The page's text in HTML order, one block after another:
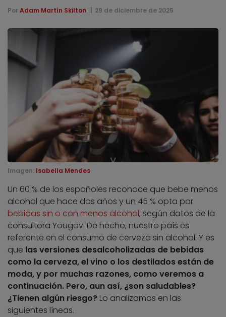
Por Adam Martín Skilton 29 de diciembre de 2025
Imagen: Isabella Mendes
Un 60 % de los españoles reconoce que bebe menos
alcohol que hace dos años y un 45 % opta por
bebidas sin o con menos alcohol, según datos de la
consultora Yougov. De hecho, nuestro país es
referente en el consumo de cerveza sin alcohol. Y es
que las versiones desalcoholizadas de bebidas
como la cerveza, el vino o los destilados están de
moda, y por muchas razones, como veremos a
continuación. Pero, aun así, ¿son saludables?
¿Tienen algún riesgo? Lo analizamos en las
siguientes líneas.